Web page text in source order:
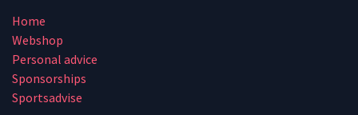
Home
Webshop
Personal advice
Sponsorships
Sportsadvise